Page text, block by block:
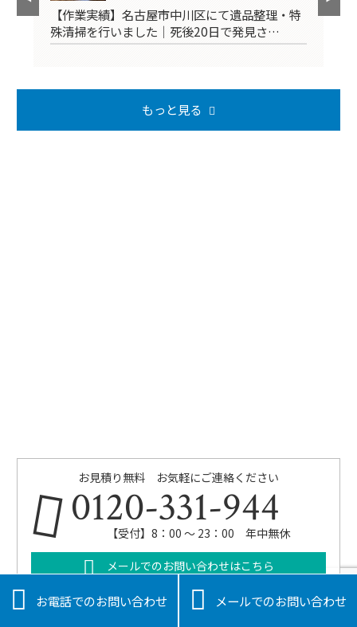
【作業実績】名古屋市中川区にて遺品整理・特
殊清掃を行いました｜死後20日で発見さ…
もっと見る
お見積り無料 お気軽にご連絡ください
0120-331-944
【受付】8：00 ～ 23：00 年中無休
メールでのお問い合わせはこちら
 お電話でのお問い合わせ  メールでのお問い合わせ